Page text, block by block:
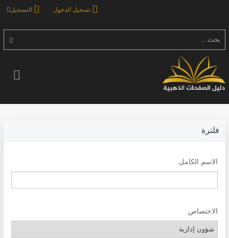
التسجيل تسجيل الدخول
بحث...
فلترة
الاسم الكامل
الاختصاص